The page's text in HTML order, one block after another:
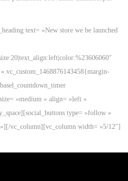
n
text= »New store we be launched
»medium » align= »left »
type= »follow »
vc_column][vc_column width= »5/12″]